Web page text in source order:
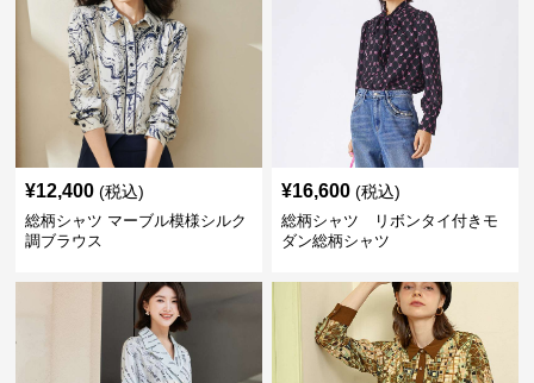
¥12,400 (税込)
総柄シャツ マーブル模様シルク
調ブラウス
¥16,600 (税込)
総柄シャツ リボンタイ付きモ
ダン総柄シャツ